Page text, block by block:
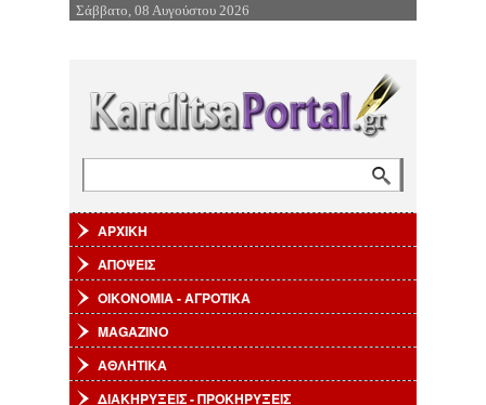
Επιστροφή στην Πλοήγηση
Σάββατο, 08 Αυγούστου 2026
ΑΡΧΙΚΗ
ΑΠΟΨΕΙΣ
ΟΙΚΟΝΟΜΙΑ - ΑΓΡΟΤΙΚΑ
MAGAZINO
ΑΘΛΗΤΙΚΑ
ΔΙΑΚΗΡΥΞΕΙΣ - ΠΡΟΚΗΡΥΞΕΙΣ